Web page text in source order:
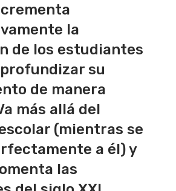
la
de los estudiantes
su
de manera
más allá del
(mientras se
a él) y
las